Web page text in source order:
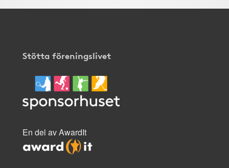
Stötta föreningslivet
En del av AwardIt